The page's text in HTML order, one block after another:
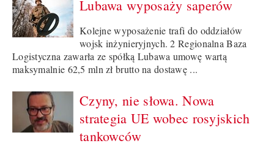
Lubawa wyposaży saperów
Kolejne wyposażenie trafi do oddziałów
wojsk inżynieryjnych. 2 Regionalna Baza
Logistyczna zawarła ze spółką Lubawa umowę wartą
maksymalnie 62,5 mln zł brutto na dostawę ...
Czyny, nie słowa. Nowa
strategia UE wobec rosyjskich
tankowców